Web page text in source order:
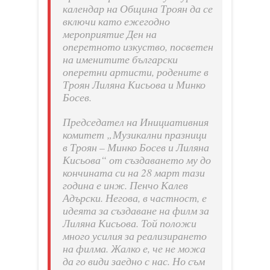
календар на Община Троян да се
включи като ежегодно
мероприятие Ден на
оперетното изкуство, посветен
на именитите български
оперетни артисти, родените в
Троян Лиляна Кисьова и Минко
Босев.
Председател на Инициативния
комитет „Музикални празници
в Троян – Минко Босев и Лиляна
Кисьова“ от създаването му до
кончината си на 28 март тази
година е инж. Пенчо Калев
Адърски. Негова, в частност, е
идеята за създаване на филм за
Лиляна Кисьова. Той положи
много усилия за реализирането
на филма. Жалко е, че не можа
да го види заедно с нас. Но съм